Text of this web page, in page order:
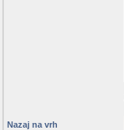
Nazaj na vrh